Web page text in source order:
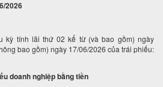
2026
kỳ tính lãi thứ 02 kể từ (và bao gồm) ngày
bao gồm) ngày 17/06/2026 của trái phiếu:
doanh nghiệp bằng tiền